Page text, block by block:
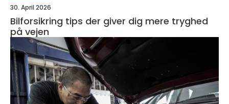
30. April 2026
Bilforsikring tips der giver dig mere tryghed
på vejen